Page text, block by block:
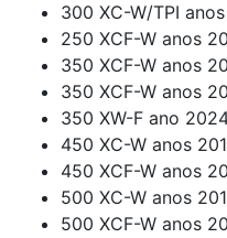
300 XC-W/TPI
250 XCF-W anos
350 XCF-W anos
350 XCF-W anos
350 XW-F ano
450 XC-W anos
450 XCF-W anos
500 XC-W anos
500 XCF-W anos